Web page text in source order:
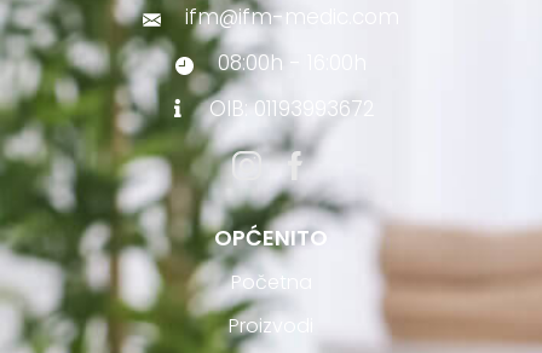
ifm@ifm-medic.com
08:00h - 16:00h
OIB: 01193993672
OPĆENITO
Početna
Proizvodi